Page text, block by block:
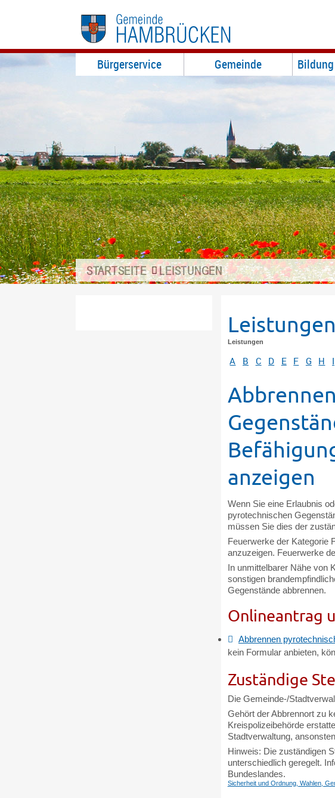
Bürgerservice Gemeinde
STARTSEITE LEISTUNGEN
Leistungen
Leistungen
A B C D E F G H I
anzeigen
Wenn Sie eine Erlaubnis
pyrotechnischen
müssen Sie dies der
Feuerwerke der Kategorie
anzuzeigen. Feuerwerke
In unmittelbarer Nähe von
sonstigen
Gegenstände abbrennen.
Onlineantrag
Abbrennen
kein Formular anbieten,
Zuständige
Die Gemeinde-/
Gehört der Abbrennort zu
Kreispolizeibehörde
Stadtverwaltung,
Hinweis: Die zuständigen
unterschiedlich geregelt.
Bundeslandes.
Sicherheit und Ordnung, Wahlen,